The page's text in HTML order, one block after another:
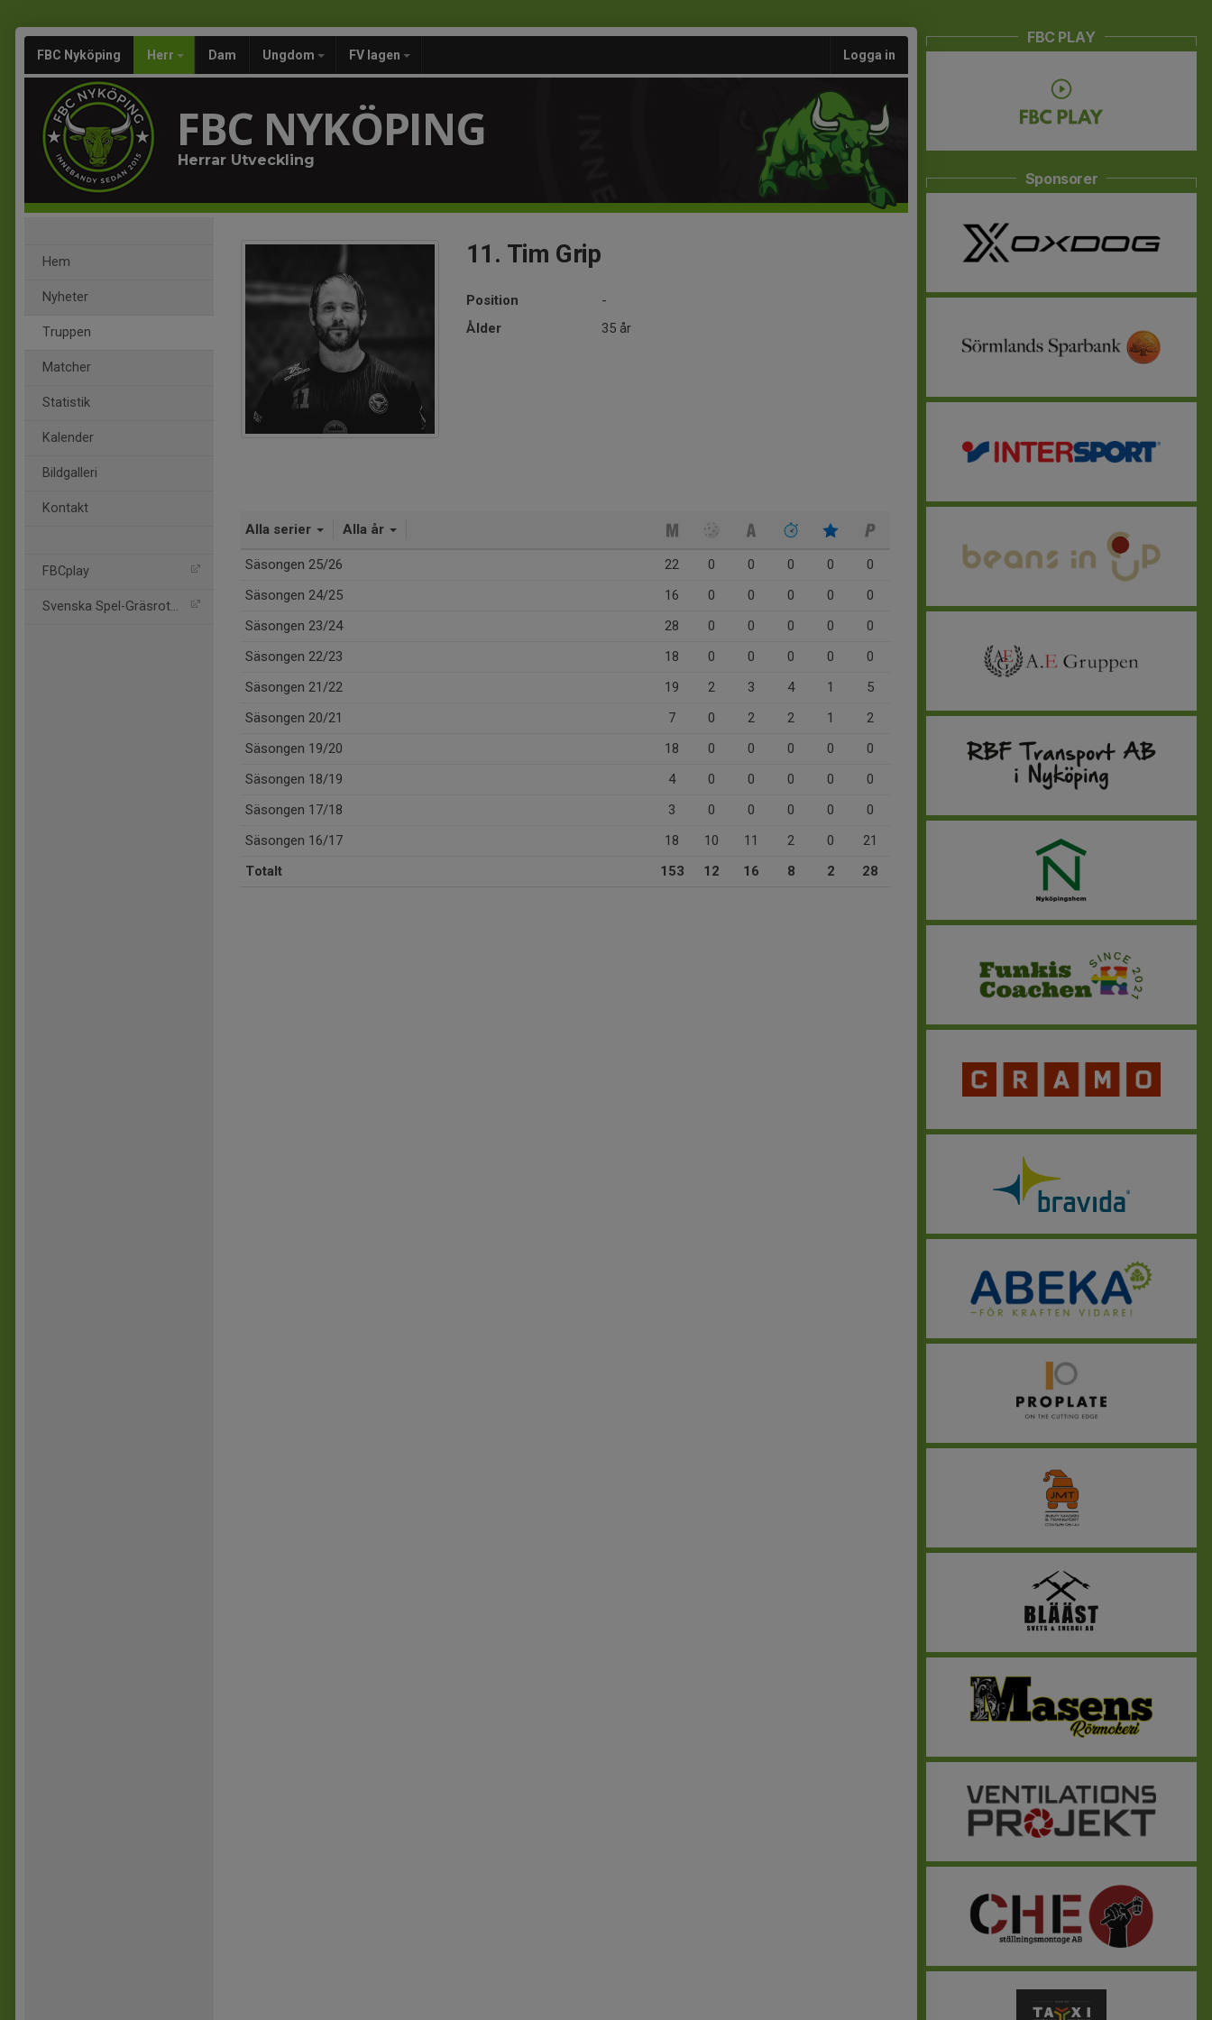
FBC Nyköping Herr Dam Ungdom FV lagen Logga in
FBC NYKÖPING
Herrar Utveckling
Hem
Nyheter
Truppen
Matcher
Statistik
Kalender
Bildgalleri
Kontakt
FBCplay
Svenska Spel-Gräsroten
11. Tim Grip
Position
-
Ålder
35 år
Alla serier Alla år
Säsongen 25/26 22 0 0 0 0
0
Säsongen 24/25
16 0 0 0 0
0
Säsongen 23/24
28 0 0 0 0
0
Säsongen 22/23
18 0 0 0 0
0
Säsongen 21/22
19 2 3 4 1
5
Säsongen 20/21
7 0 2 2 1
2
Säsongen 19/20
18 0 0 0 0
0
Säsongen 18/19
4 0 0 0 0
0
Säsongen 17/18
3 0 0 0 0
0
Säsongen 16/17
18 10 11 2 0
21
Totalt
153 12 16 8 2 28
FBC PLAY
Sponsorer